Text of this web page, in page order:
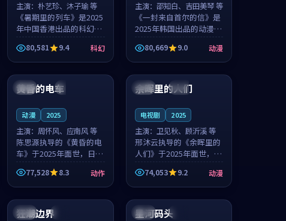
主演：朴艺珍、沐子瑜 等
《暑期里的列车》是2025
年中国香港出品的科幻新
作，主创团队希望用城市
夜归人的故事让观众停下
来想一想。朴艺珍领衔，
沐子瑜担任重要角色，郑
书延的叙...
80,581 9.4 科幻
主演： 邵知白、吉田美琴 等
《一封来自首尔的信》是
2025年韩国出品的动漫新
作，主创团队希望用高考
往事的故事让观众停下来
想一想。邵知白领衔，吉
田美琴担任重要角色，谢
承南的叙...
80,669 9.0 动漫
日本 4K
99:20
黄昏的电车
动漫 2025
主演：周怀风、应南风 等
陈思源执导的《黄昏的电
车》于2025年面世，日本
的城市气质与渔村故事的
人物心境共同构筑了影片
基调。周怀风、应南风用
细腻的表演撑起整部动作
电影，剧...
77,528 8.3 动作
泰国 完结
99:56
余晖里的人们
电视剧 2025
主演： 卫见秋、顾沂溪 等
邢沐云执导的《余晖里的
人们》于2025年面世，泰
国的城市气质与小镇生活
的人物心境共同构筑了影
片基调。卫见秋、顾沂溪
用细腻的表演撑起整部动
漫电影，...
74,053 9.2 动漫
中国
99:09
狂潮边界 韩国
99:58
星河码头